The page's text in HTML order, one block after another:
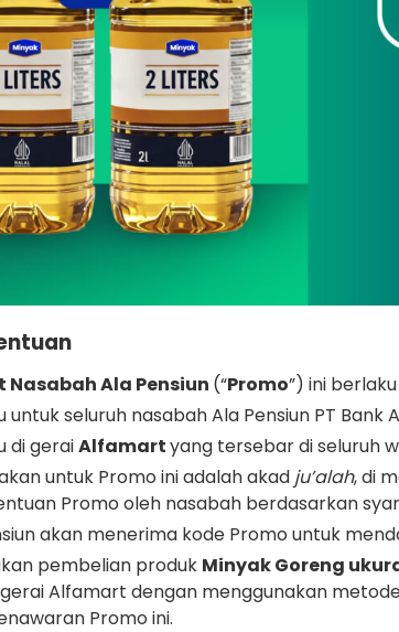
Ala Pensiun (“Promo”) ini
untuk seluruh nasabah Ala Pensiun PT Bank
di geraiAlfamartyang tersebar di seluruh
untuk Promo ini adalah akad ju’alah, di
Promo oleh nasabah berdasarkan
akan menerima kode Promo untuk
pembelian produk Minyak Goreng
Alfamart dengan menggunakan
Promo ini.